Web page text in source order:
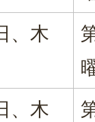
、木
、木